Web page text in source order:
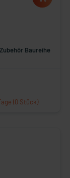
Baureihe
(0 Stück)